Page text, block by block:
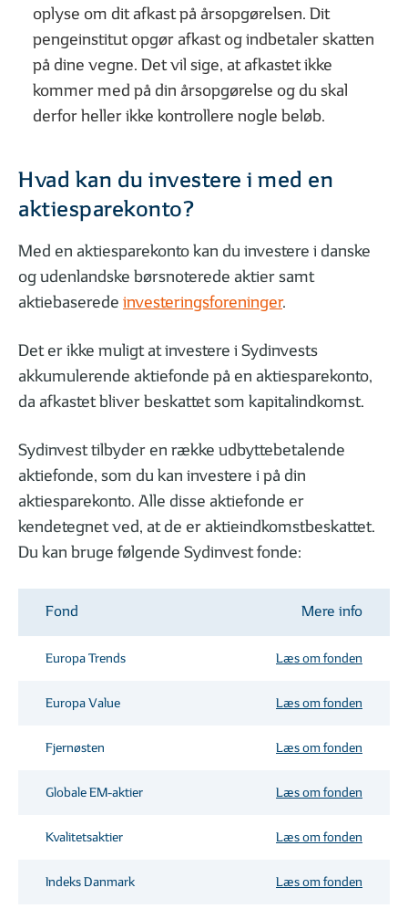
oplyse om dit afkast på årsopgørelsen. Dit
pengeinstitut opgør afkast og indbetaler skatten
på dine vegne. Det vil sige, at afkastet ikke
kommer med på din årsopgørelse og du skal
derfor heller ikke kontrollere nogle beløb.
Hvad kan du investere i med en
aktiesparekonto?
Med en aktiesparekonto kan du investere i danske
og udenlandske børsnoterede aktier samt
aktiebaserede investeringsforeninger.
Det er ikke muligt at investere i Sydinvests
akkumulerende aktiefonde på en aktiesparekonto,
da afkastet bliver beskattet som kapitalindkomst.
Sydinvest tilbyder en række udbyttebetalende
aktiefonde, som du kan investere i på din
aktiesparekonto. Alle disse aktiefonde er
kendetegnet ved, at de er aktieindkomstbeskattet.
Du kan bruge følgende Sydinvest fonde:
Fond Mere info
Europa Trends Læs om fonden
Europa Value Læs om fonden
Fjernøsten Læs om fonden
Globale EM-aktier Læs om fonden
Kvalitetsaktier Læs om fonden
Indeks Danmark Læs om fonden
FØLG DINE INVESTERINGER
01| 05
MERE VIDEN OM INVESTERING
01| 04 LÆST
Investering: 5 vigtige nøgletal til
aktieanalyse
02
Podcasts,